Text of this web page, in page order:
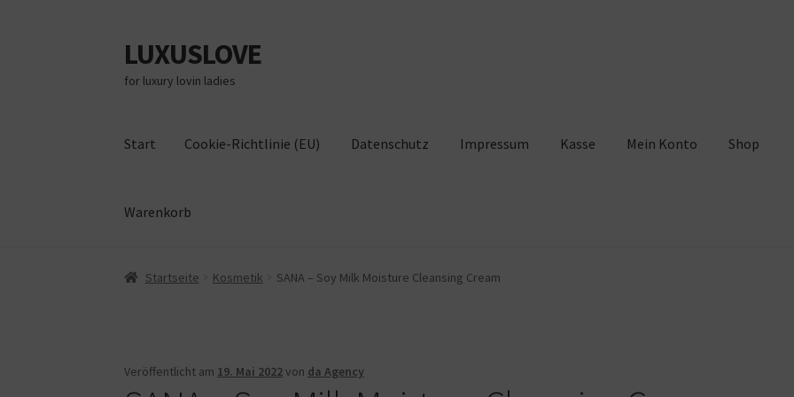
Zur
Navigation
springen
Zum
Inhalt
springen
LUXUSLOVE
for luxury lovin ladies
Start Cookie-Richtlinie (EU) Datenschutz Impressum Kasse Mein Konto Shop
Warenkorb
Start Cookie-Richtlinie (EU) Datenschutz Impressum Kasse
Startseite Kosmetik SANA – Soy Milk Moisture Cleansing Cream
Veröffentlicht am 19. Mai 2022von da Agency